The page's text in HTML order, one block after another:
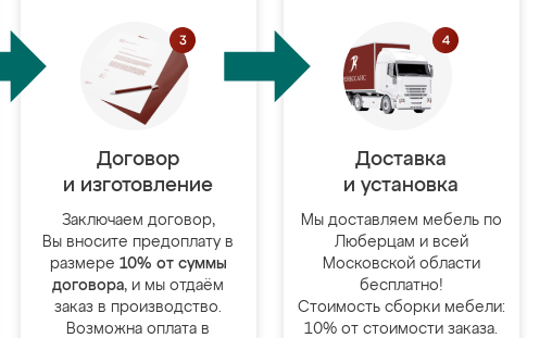
Договор
и изготовление
Заключаем договор,
Вы вносите предоплату в
размере 10% от суммы
договора, и мы отдаём
заказ в производство.
Возможна оплата в
Доставка
и установка
Мы доставляем мебель по
Люберцам и всей
Московской области
бесплатно!
Стоимость сборки мебели:
10% от стоимости заказа.